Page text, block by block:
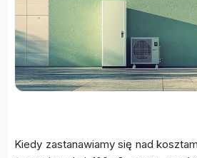
Kiedy zastanawiamy się nad